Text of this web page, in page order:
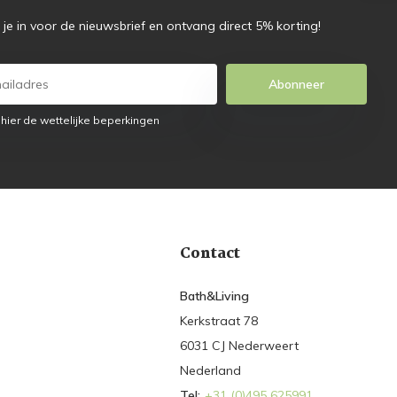
je in voor de nieuwsbrief en ontvang direct 5% korting!
Abonneer
de wettelijke beperkingen
Contact
Bath&Living
Kerkstraat 78
6031 CJ Nederweert
Nederland